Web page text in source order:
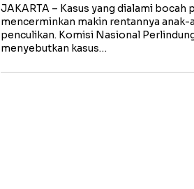
JAKARTA – Kasus yang dialami bocah
mencerminkan makin rentannya
penculikan. Komisi Nasional
menyebutkan kasus…